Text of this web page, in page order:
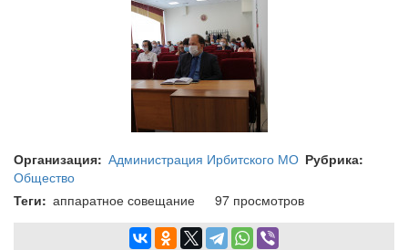
Организация Администрация Ирбитского МО Рубрика
Общество
Теги
аппаратное совещание 97 просмотров